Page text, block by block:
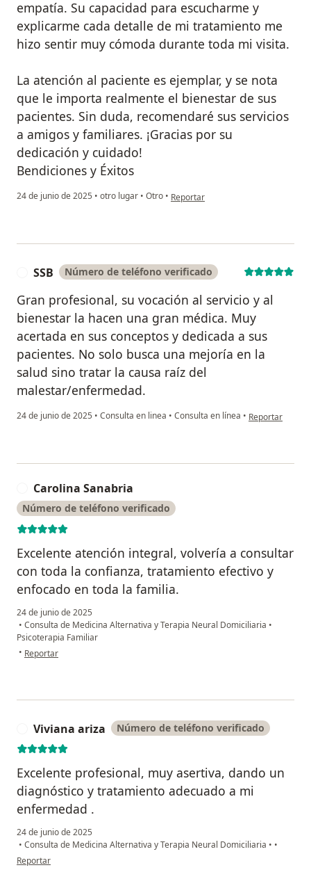
empatía. Su capacidad para escucharme y
explicarme cada detalle de mi tratamiento me
hizo sentir muy cómoda durante toda mi visita.
La atención al paciente es ejemplar, y se nota
que le importa realmente el bienestar de sus
pacientes. Sin duda, recomendaré sus servicios
a amigos y familiares. ¡Gracias por su
dedicación y cuidado!
Bendiciones y Éxitos
24 de junio de 2025 • otro lugar • Otro • en opinión del usuario Caro Pinilla
Reportar
SSB Número de teléfono verificado
Gran profesional, su vocación al servicio y al
bienestar la hacen una gran médica. Muy
acertada en sus conceptos y dedicada a sus
pacientes. No solo busca una mejoría en la
salud sino tratar la causa raíz del
malestar/enfermedad.
24 de junio de 2025 • Consulta en linea • Consulta en línea • en opinión del
Reportar
Carolina Sanabria
Número de teléfono verificado
Excelente atención integral, volvería a consultar
con toda la confianza, tratamiento efectivo y
enfocado en toda la familia.
24 de junio de 2025
• Consulta de Medicina Alternativa y Terapia Neural Domiciliaria •
Psicoterapia Familiar
• en opinión del usuario Carolina Sanabria
Reportar
Viviana ariza Número de teléfono verificado
Excelente profesional, muy asertiva, dando un
diagnóstico y tratamiento adecuado a mi
enfermedad .
24 de junio de 2025
• Consulta de Medicina Alternativa y Terapia Neural Domiciliaria • •
en opinión del usuario Viviana ariza
Reportar